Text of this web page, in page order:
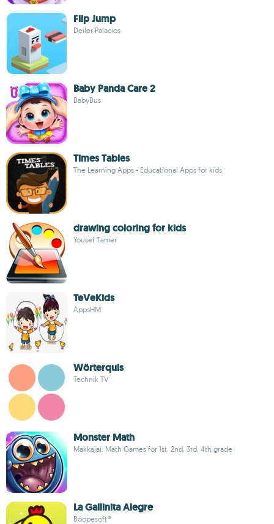
Flip Jump
Deiler Palacios
Baby Panda Care 2
BabyBus
Times Tables
The Learning Apps - Educational Apps for kids
drawing coloring for kids
Yousef Tamer
TeVeKids
AppsHM
Wörterquis
Technik TV
Monster Math
Makkajai: Math Games for 1st, 2nd, 3rd, 4th grade
La Gallinita Alegre
Boopesoft®